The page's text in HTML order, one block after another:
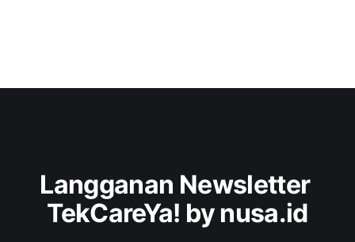
Langganan Newsletter
TekCareYa! by nusa.id